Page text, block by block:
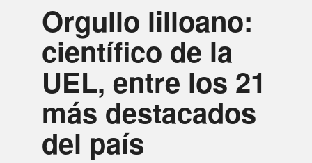
Orgullo lilloano:
científico de la
UEL, entre los 21
más destacados
del país